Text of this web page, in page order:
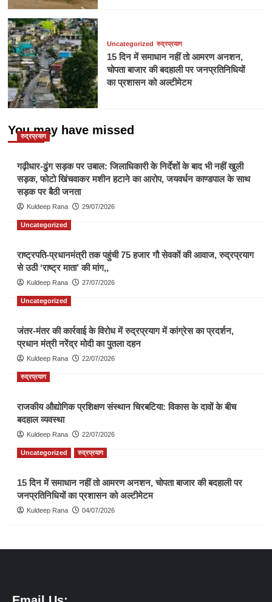
Uncategorized रुद्रप्रयाग
15 दिन में समाधान नहीं तो आमरण अनशन,
चोपता बाजार की बदहाली पर जनप्रतिनिधियों
का प्रशासन को अल्टीमेटम
You may have missed
रुद्रप्रयाग
गढ़ीधार-ढुंग सड़क पर उबाल: जिलाधिकारी के निर्देशों के बाद भी नहीं खुली
सड़क, फोटो खिंचवाकर मशीन हटाने का आरोप, जयवर्धन काण्डपाल के साथ
सड़क पर बैठी जनता
Kuldeep Rana 29/07/2026
Uncategorized
राष्ट्रपति-प्रधानमंत्री तक पहुंची 75 हजार गौ सेवकों की आवाज, रुद्रप्रयाग
से उठी ‘राष्ट्र माता’ की मांग,,
Kuldeep Rana 27/07/2026
Uncategorized
जंतर-मंतर की कार्रवाई के विरोध में रुद्रप्रयाग में कांग्रेस का प्रदर्शन,
प्रधान मंत्री नरेंद्र मोदी का पुतला दहन
Kuldeep Rana 22/07/2026
रुद्रप्रयाग
राजकीय औद्योगिक प्रशिक्षण संस्थान चिरबटिया: विकास के दावों के बीच
बदहाल व्यवस्था
Kuldeep Rana 22/07/2026
Uncategorized रुद्रप्रयाग
15 दिन में समाधान नहीं तो आमरण अनशन, चोपता बाजार की बदहाली पर
जनप्रतिनिधियों का प्रशासन को अल्टीमेटम
Kuldeep Rana 04/07/2026